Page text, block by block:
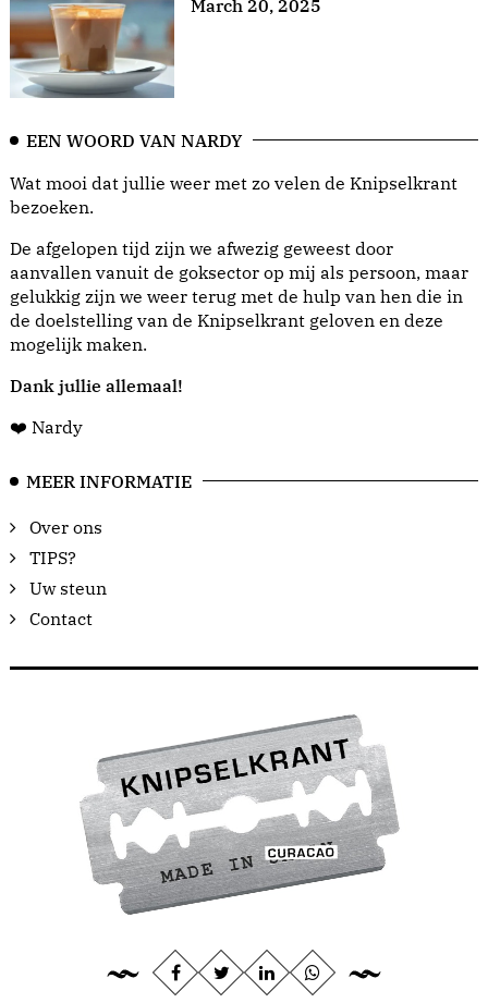
March 20, 2025
EEN WOORD VAN NARDY
Wat mooi dat jullie weer met zo velen de Knipselkrant
bezoeken.
De afgelopen tijd zijn we afwezig geweest door
aanvallen vanuit de goksector op mij als persoon, maar
gelukkig zijn we weer terug met de hulp van hen die in
de doelstelling van de Knipselkrant geloven en deze
mogelijk maken.
Dank jullie allemaal!
❤️ Nardy
MEER INFORMATIE
Over ons
TIPS?
Uw steun
Contact